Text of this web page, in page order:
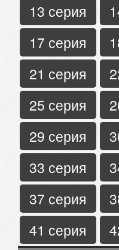
13 серия
17 серия
21 серия
25 серия
29 серия
33 серия
37 серия
41 серия